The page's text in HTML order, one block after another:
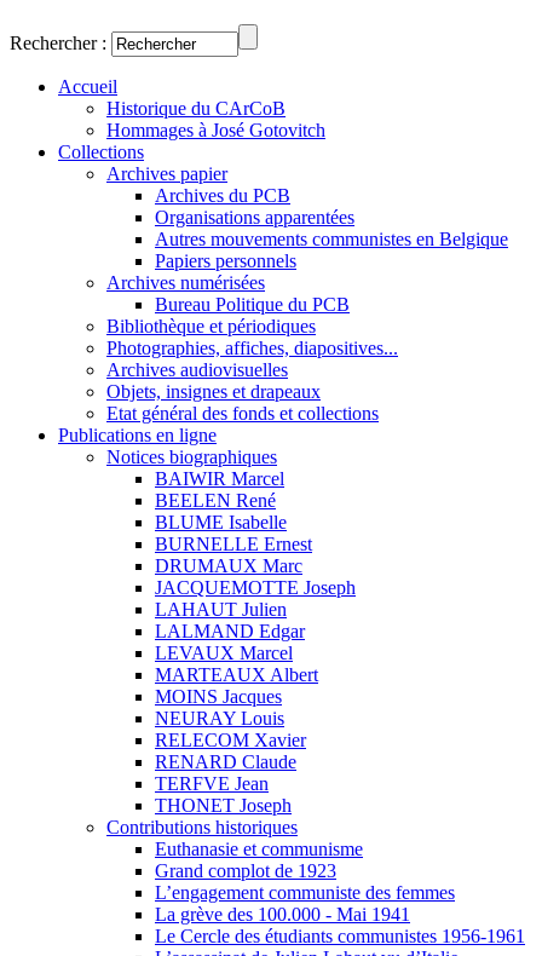
Rechercher :
Accueil
Historique du CArCoB
Hommages à José Gotovitch
Collections
Archives papier
Archives du PCB
Organisations apparentées
Autres mouvements communistes en Belgique
Papiers personnels
Archives numérisées
Bureau Politique du PCB
Bibliothèque et périodiques
Photographies, affiches, diapositives...
Archives audiovisuelles
Objets, insignes et drapeaux
Etat général des fonds et collections
Publications en ligne
Notices biographiques
BAIWIR Marcel
BEELEN René
BLUME Isabelle
BURNELLE Ernest
DRUMAUX Marc
JACQUEMOTTE Joseph
LAHAUT Julien
LALMAND Edgar
LEVAUX Marcel
MARTEAUX Albert
MOINS Jacques
NEURAY Louis
RELECOM Xavier
RENARD Claude
TERFVE Jean
THONET Joseph
Contributions historiques
Euthanasie et communisme
Grand complot de 1923
L’engagement communiste des femmes
La grève des 100.000 - Mai 1941
Le Cercle des étudiants communistes 1956-1961